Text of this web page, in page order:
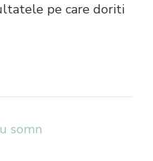
pe care doriti